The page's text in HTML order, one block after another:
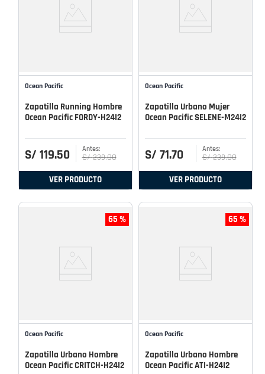
Ocean Pacific
Zapatilla Running Hombre
Ocean Pacific FORDY-H24I2
S/ 119.50 S/ 239.00
VER PRODUCTO
Ocean Pacific
Zapatilla Urbano Mujer
Ocean Pacific SELENE-M24I2
S/ 71.70 S/ 239.00
VER PRODUCTO
65 %
Ocean Pacific
Zapatilla Urbano Hombre
Ocean Pacific CRITCH-H24I2
65 %
Ocean Pacific
Zapatilla Urbano Hombre
Ocean Pacific ATI-H24I2